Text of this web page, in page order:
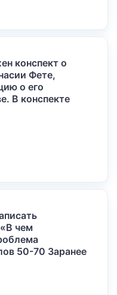
конспект о
Фете,
о его
В конспекте
чем
50-70 Заранее